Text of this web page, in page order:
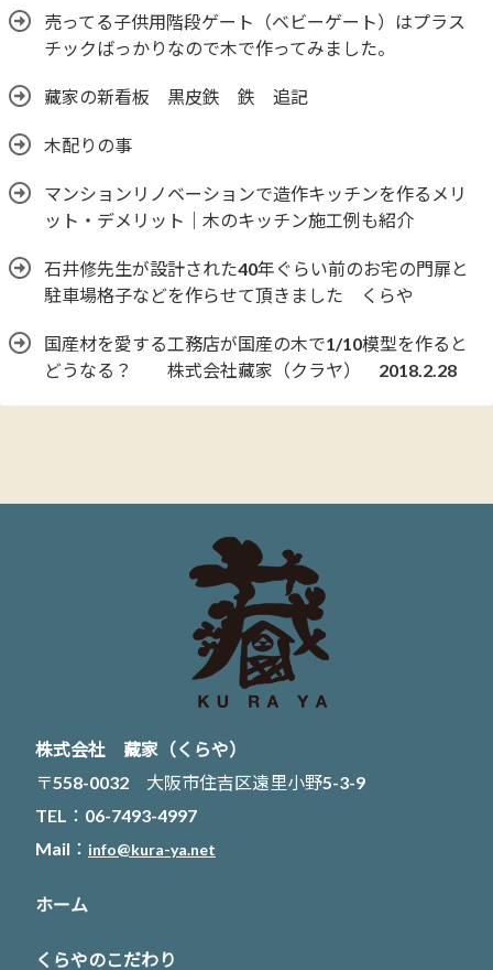
売ってる子供用階段ゲート（ベビーゲート）はプラス
チックばっかりなので木で作ってみました。
藏家の新看板 黒皮鉄 鉄 追記
木配りの事
マンションリノベーションで造作キッチンを作るメリ
ット・デメリット｜木のキッチン施工例も紹介
石井修先生が設計された40年ぐらい前のお宅の門扉と
駐車場格子などを作らせて頂きました くらや
国産材を愛する工務店が国産の木で1/10模型を作ると
どうなる？ 株式会社藏家（クラヤ） 2018.2.28
株式会社 藏家（くらや）
〒558-0032 大阪市住吉区遠里小野5-3-9
TEL：06-7493-4997
Mail： info@kura-ya.net
ホーム
くらやのこだわり